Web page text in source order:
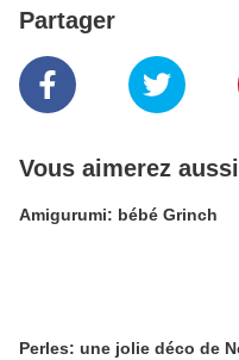
Partager
Vous aimerez aussi
Amigurumi: bébé Grinch
Perles: une jolie déco de Noël en